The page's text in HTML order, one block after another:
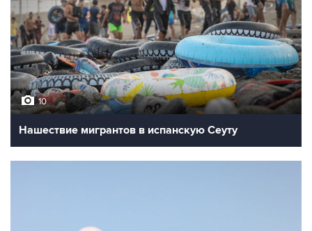
10
Нашествие мигрантов в испанскую Сеуту